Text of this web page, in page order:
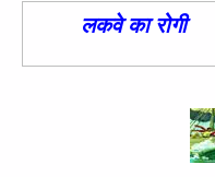
लकवे का रोगी